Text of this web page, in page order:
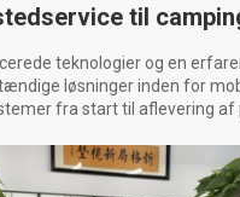
til
teknologier og en
løsninger inden for
fra start til aflevering af